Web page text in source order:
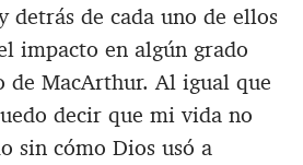
detrás de cada uno de ellos
impacto en algún grado
de MacArthur. Al igual que
decir que mi vida no
sin cómo Dios usó a